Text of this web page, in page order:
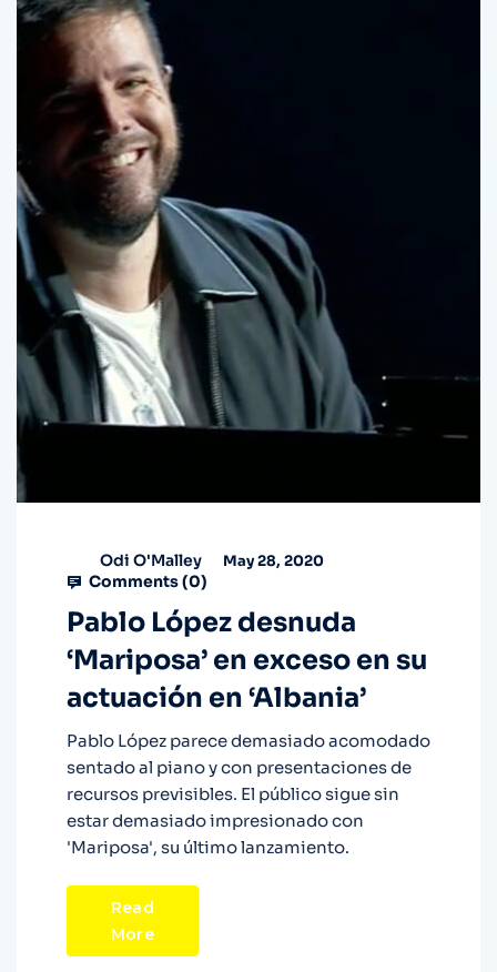
Odi O'Malley May 28, 2020
Comments (0)
Pablo López desnuda
‘Mariposa’ en exceso en su
actuación en ‘Albania’
Pablo López parece demasiado acomodado
sentado al piano y con presentaciones de
recursos previsibles. El público sigue sin
estar demasiado impresionado con
'Mariposa', su último lanzamiento.
Read
More